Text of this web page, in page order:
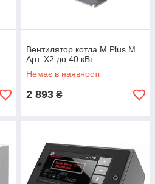
Вентилятор котла M Plus M
Арт. X2 до 40 кВт
Немає в наявності
2 893 ₴